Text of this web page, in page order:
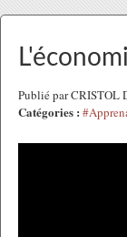
Publié par CRISTOL
Catégories :